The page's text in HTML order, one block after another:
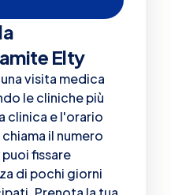
Elty
visita medica
le cliniche più
clinica e l'orario
il numero
fissare
di pochi giorni